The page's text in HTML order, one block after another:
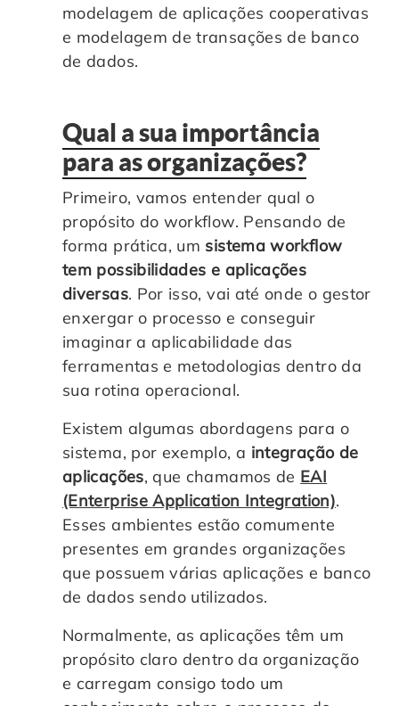
modelagem de aplicações cooperativas
e modelagem de transações de banco
de dados.
Qual a sua importância
para as organizações?
Primeiro, vamos entender qual o
propósito do workflow. Pensando de
forma prática, um sistema workflow
tem possibilidades e aplicações
diversas. Por isso, vai até onde o gestor
enxergar o processo e conseguir
imaginar a aplicabilidade das
ferramentas e metodologias dentro da
sua rotina operacional.
Existem algumas abordagens para o
sistema, por exemplo, a integração de
aplicações, que chamamos de EAI
(Enterprise Application Integration).
Esses ambientes estão comumente
presentes em grandes organizações
que possuem várias aplicações e banco
de dados sendo utilizados.
Normalmente, as aplicações têm um
propósito claro dentro da organização
e carregam consigo todo um